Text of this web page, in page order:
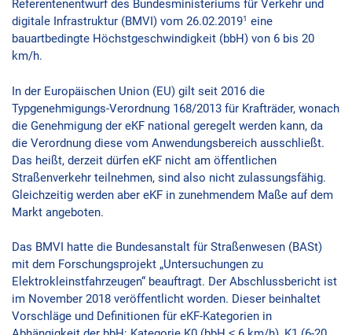
Referentenentwurf des Bundesministeriums für Verkehr und
digitale Infrastruktur (BMVI) vom 26.02.20191 eine
bauartbedingte Höchstgeschwindigkeit (bbH) von 6 bis 20
km/h.
In der Europäischen Union (EU) gilt seit 2016 die
Typgenehmigungs-Verordnung 168/2013 für Krafträder, wonach
die Genehmigung der eKF national geregelt werden kann, da
die Verordnung diese vom Anwendungsbereich ausschließt.
Das heißt, derzeit dürfen eKF nicht am öffentlichen
Straßenverkehr teilnehmen, sind also nicht zulassungsfähig.
Gleichzeitig werden aber eKF in zunehmendem Maße auf dem
Markt angeboten.
Das BMVI hatte die Bundesanstalt für Straßenwesen (BASt)
mit dem Forschungsprojekt „Untersuchungen zu
Elektrokleinstfahrzeugen“ beauftragt. Der Abschlussbericht ist
im November 2018 veröffentlicht worden. Dieser beinhaltet
Vorschläge und Definitionen für eKF-Kategorien in